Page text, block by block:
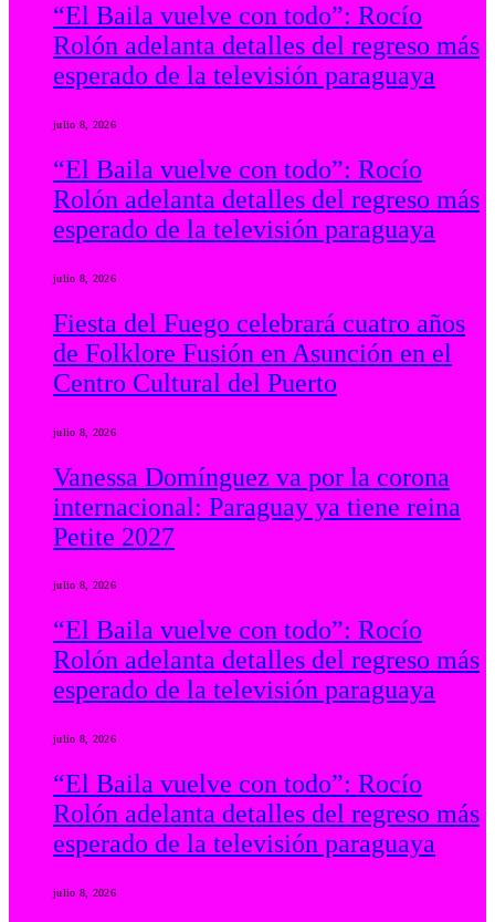
“El Baila vuelve con todo”: Rocío
Rolón adelanta detalles del regreso más
esperado de la televisión paraguaya
julio 8, 2026
“El Baila vuelve con todo”: Rocío
Rolón adelanta detalles del regreso más
esperado de la televisión paraguaya
julio 8, 2026
Fiesta del Fuego celebrará cuatro años
de Folklore Fusión en Asunción en el
Centro Cultural del Puerto
julio 8, 2026
Vanessa Domínguez va por la corona
internacional: Paraguay ya tiene reina
Petite 2027
julio 8, 2026
“El Baila vuelve con todo”: Rocío
Rolón adelanta detalles del regreso más
esperado de la televisión paraguaya
julio 8, 2026
“El Baila vuelve con todo”: Rocío
Rolón adelanta detalles del regreso más
esperado de la televisión paraguaya
julio 8, 2026